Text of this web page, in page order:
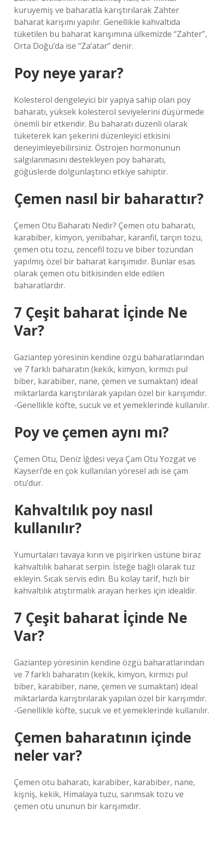
kuruyemiş ve baharatla karıştırılarak Zahter
baharat karışımı yapılır. Genellikle kahvaltıda
tüketilen bu baharat karışımına ülkemizde “Zahter”,
Orta Doğu’da ise “Za’atar” denir.
Poy neye yarar?
Kolesterol dengeleyici bir yapıya sahip olan poy
baharatı, yüksek kolesterol seviyelerini düşürmede
önemli bir etkendir. Bu baharatı düzenli olarak
tüketerek kan şekerini düzenleyici etkisini
deneyimleyebilirsiniz. Östrojen hormonunun
salgılanmasını destekleyen poy baharatı,
göğüslerde dolgunlaştırıcı etkiye sahiptir.
Çemen nasıl bir baharattır?
Çemen Otu Baharatı Nedir? Çemen otu baharatı,
karabiber, kimyon, yenibahar, karanfil, tarçın tozu,
çemen otu tozu, zencefil tozu ve biber tozundan
yapılmış özel bir baharat karışımıdır. Bunlar esas
olarak çemen otu bitkisinden elde edilen
baharatlardır.
7 Çeşit baharat İçinde Ne
Var?
Gaziantep yöresinin kendine özgü baharatlarından
ve 7 farklı baharatın (kekik, kimyon, kırmızı pul
biber, karabiber, nane, çemen ve sumaktan) ideal
miktarlarda karıştırılarak yapılan özel bir karışımdır.
-Genellikle köfte, sucuk ve et yemeklerinde kullanılır.
Poy ve çemen aynı mı?
Çemen Otu, Deniz İğdesi veya Çam Otu Yozgat ve
Kayseri’de en çok kullanılan yöresel adı ise çam
otu’dur.
Kahvaltılık poy nasıl
kullanılır?
Yumurtaları tavaya kırın ve pişirirken üstüne biraz
kahvaltılık baharat serpin. İsteğe bağlı olarak tuz
ekleyin. Sıcak servis edin. Bu kolay tarif, hızlı bir
kahvaltılık atıştırmalık arayan herkes için idealdir.
7 Çeşit baharat İçinde Ne
Var?
Gaziantep yöresinin kendine özgü baharatlarından
ve 7 farklı baharatın (kekik, kimyon, kırmızı pul
biber, karabiber, nane, çemen ve sumaktan) ideal
miktarlarda karıştırılarak yapılan özel bir karışımdır.
-Genellikle köfte, sucuk ve et yemeklerinde kullanılır.
Çemen baharatının içinde
neler var?
Çemen otu baharatı, karabiber, karabiber, nane,
kişniş, kekik, Himalaya tuzu, sarımsak tozu ve
çemen otu ununun bir karışımıdır.